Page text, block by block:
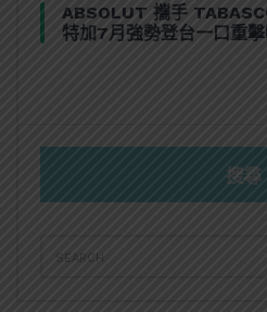
ABSOLUT 攜手
特加7月強勢登台一口重
搜尋
FOR: